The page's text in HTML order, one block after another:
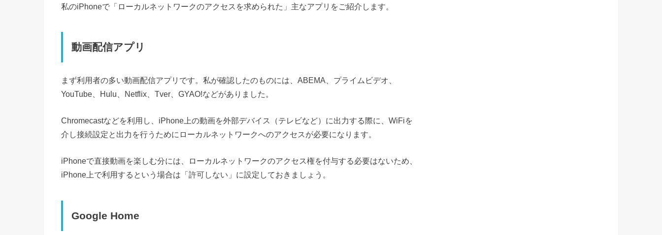
私のiPhoneで「ローカルネットワークのアクセスを求められた」主なアプリをご紹介します。
動画配信アプリ
まず利用者の多い動画配信アプリです。私が確認したのものには、ABEMA、プライムビデオ、
YouTube、Hulu、Netflix、Tver、GYAO!などがありました。
Chromecastなどを利用し、iPhone上の動画を外部デバイス（テレビなど）に出力する際に、WiFiを
介し接続設定と出力を行うためにローカルネットワークへのアクセスが必要になります。
iPhoneで直接動画を楽しむ分には、ローカルネットワークのアクセス権を付与する必要はないため、
iPhone上で利用するという場合は「許可しない」に設定しておきましょう。
Google Home